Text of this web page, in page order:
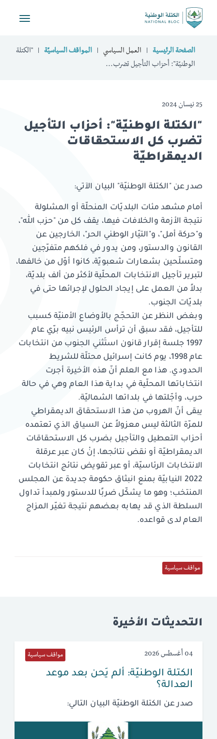
Toggle
الصفحة الرئيسية العمل السياسي المواقف السياسيّة
"الكتلة
الوطنيّة": أحزاب التأجيل تضرب...
25 نيسان 2024
"الكتلة الوطنيّة": أحزاب التأجيل
تضرب كل الاستحقاقات
الديمقراطيّة
صدر عن "الكتلة الوطنيّة" البيان الآتي:
أمام مشهد مئات البلديّات المنحلّة أو المشلولة
نتيجة الأزمة والخلافات فيها، يقف كل من "حزب الله"،
و"حركة أمل"، و"التيّار الوطني الحر"، الخارجين عن
القانون والدستور، ومن يدور في فلكهم متفرّجين
ومتسلّحين بشعارات شعبويّة، كانوا أوّل من خالفها،
لتبرير تأجيل الانتخابات المحلّية لأكثر من ألف بلديّة،
بدلاً من العمل على إيجاد الحلول لإجرائها حتى في
بلديّات الجنوب.
وبغض النظر عن التحجّج بالأوضاع الأمنيّة كسبب
للتأجيل، فقد سبق أن ترأس الرئيس نبيه برّي عام
1997 جلسة إقرار قانون استَثني الجنوب من انتخابات
عام 1998، يوم كانت إسرائيل محتلّة للشريط
الحدودي. هذا مع العلم أنّ هذه الأخيرة أجرت
انتخاباتها المحلّية في بداية هذا العام وهي في حالة
حرب، وأجّلتها في بلداتها الشماليّة.
يبقى أنّ الهروب من هذا الاستحقاق الديمقراطي
للمرّة الثالثة ليس معزولاً عن السياق الذي تعتمده
أحزاب التعطيل والتأجيل بضرب كل الاستحقاقات
الديمقراطيّة أو نقض نتائجها، إنْ كان عبر عرقلة
الانتخابات الرئاسيّة، أو عبر تقويض نتائج انتخابات
2022 النيابيّة بمنع انبثاق حكومة جديدة عن المجلس
المنتخب؛ وهو ما يشكّل ضربًا للدستور ولمبدأ تداول
السلطة الذي قد يهابه بعضهم نتيجة تغيّر المزاج
العام لدى قواعده.
مواقف سياسية
التحديثات الأخيرة
04 أغسطس 2026 مواقف سياسية
الكتلة الوطنيّة: ألم يَحن بعد موعد
العدالة؟
صدر عن الكتلة الوطنيّة البيان التالي: